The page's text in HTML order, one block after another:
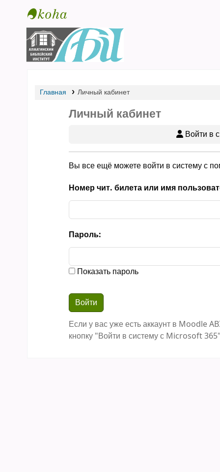
Библиотека АБИ
Главная Личный кабинет
Личный кабинет
Войти в
Вы все ещё можете войти в систему с
Номер чит. билета или имя
Пароль:
Показать пароль
Если у вас уже есть аккаунт в Moodle
кнопку "Войти в систему с Microsoft